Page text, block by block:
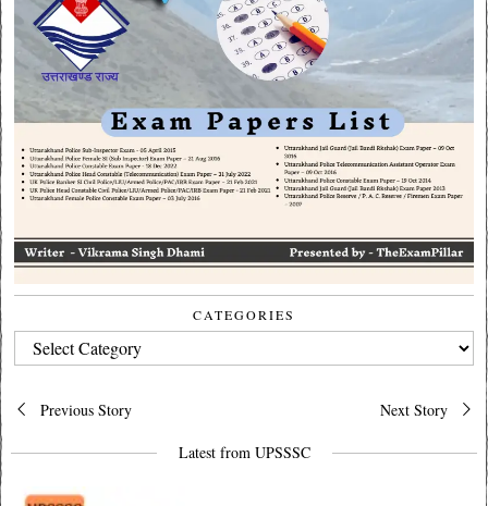
CATEGORIES
CATEGORIES
Post
navigation
Previous Story Next Story
Latest from UPSSSC